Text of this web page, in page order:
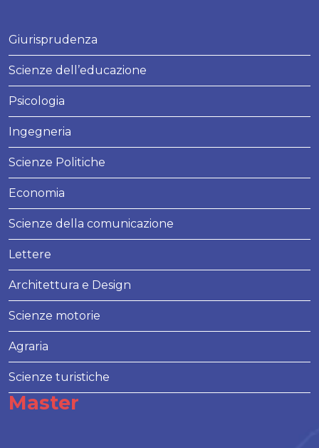
Giurisprudenza
Scienze dell’educazione
Psicologia
Ingegneria
Scienze Politiche
Economia
Scienze della comunicazione
Lettere
Architettura e Design
Scienze motorie
Agraria
Scienze turistiche
Master